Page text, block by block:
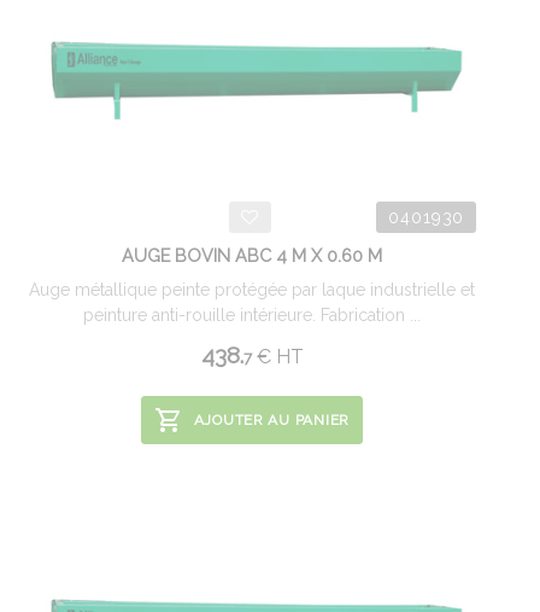
0401930
AUGE BOVIN ABC 4 M X 0.60 M
Auge métallique peinte protégée par laque industrielle et
peinture anti-rouille intérieure. Fabrication ...
438.7 €HT
AJOUTER AU PANIER